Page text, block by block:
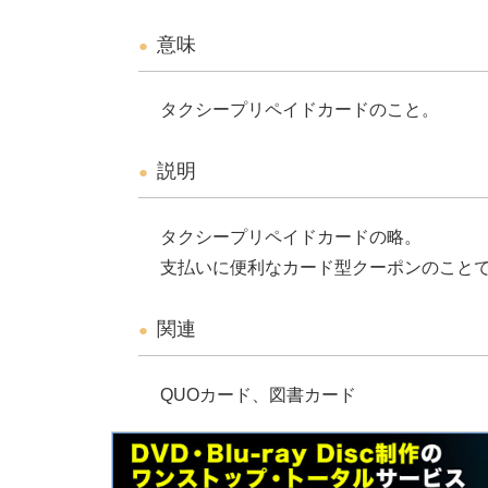
意味
タクシープリペイドカードのこと。
説明
タクシープリペイドカードの略。
支払いに便利なカード型クーポンのこと
関連
QUOカード、図書カード